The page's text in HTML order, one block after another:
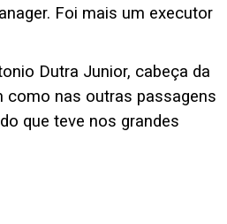
Foi mais um executor
Dutra Junior, cabeça da
como nas outras passagens
que teve nos grandes